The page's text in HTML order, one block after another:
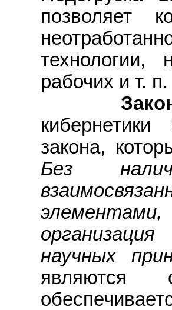
позволяет
технологии,
рабочих и т. п.
Закон
закона,
Без
научных
являются